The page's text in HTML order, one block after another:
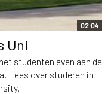
02:04
Uni
studentenleven aan de
Lees over studeren in